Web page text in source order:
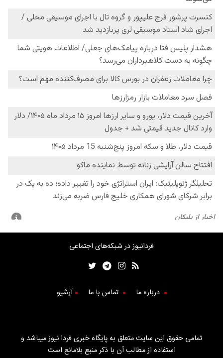
فردانیوز در شبکه‌های اجتماعی
درباره ما تماس با ما آرشیو
تمامی حقوق این سایت متعلق به پایگاه خبری فردا نیوز میباشد و
استفاده از مطالب آن با ذکر منبع بلامانع است